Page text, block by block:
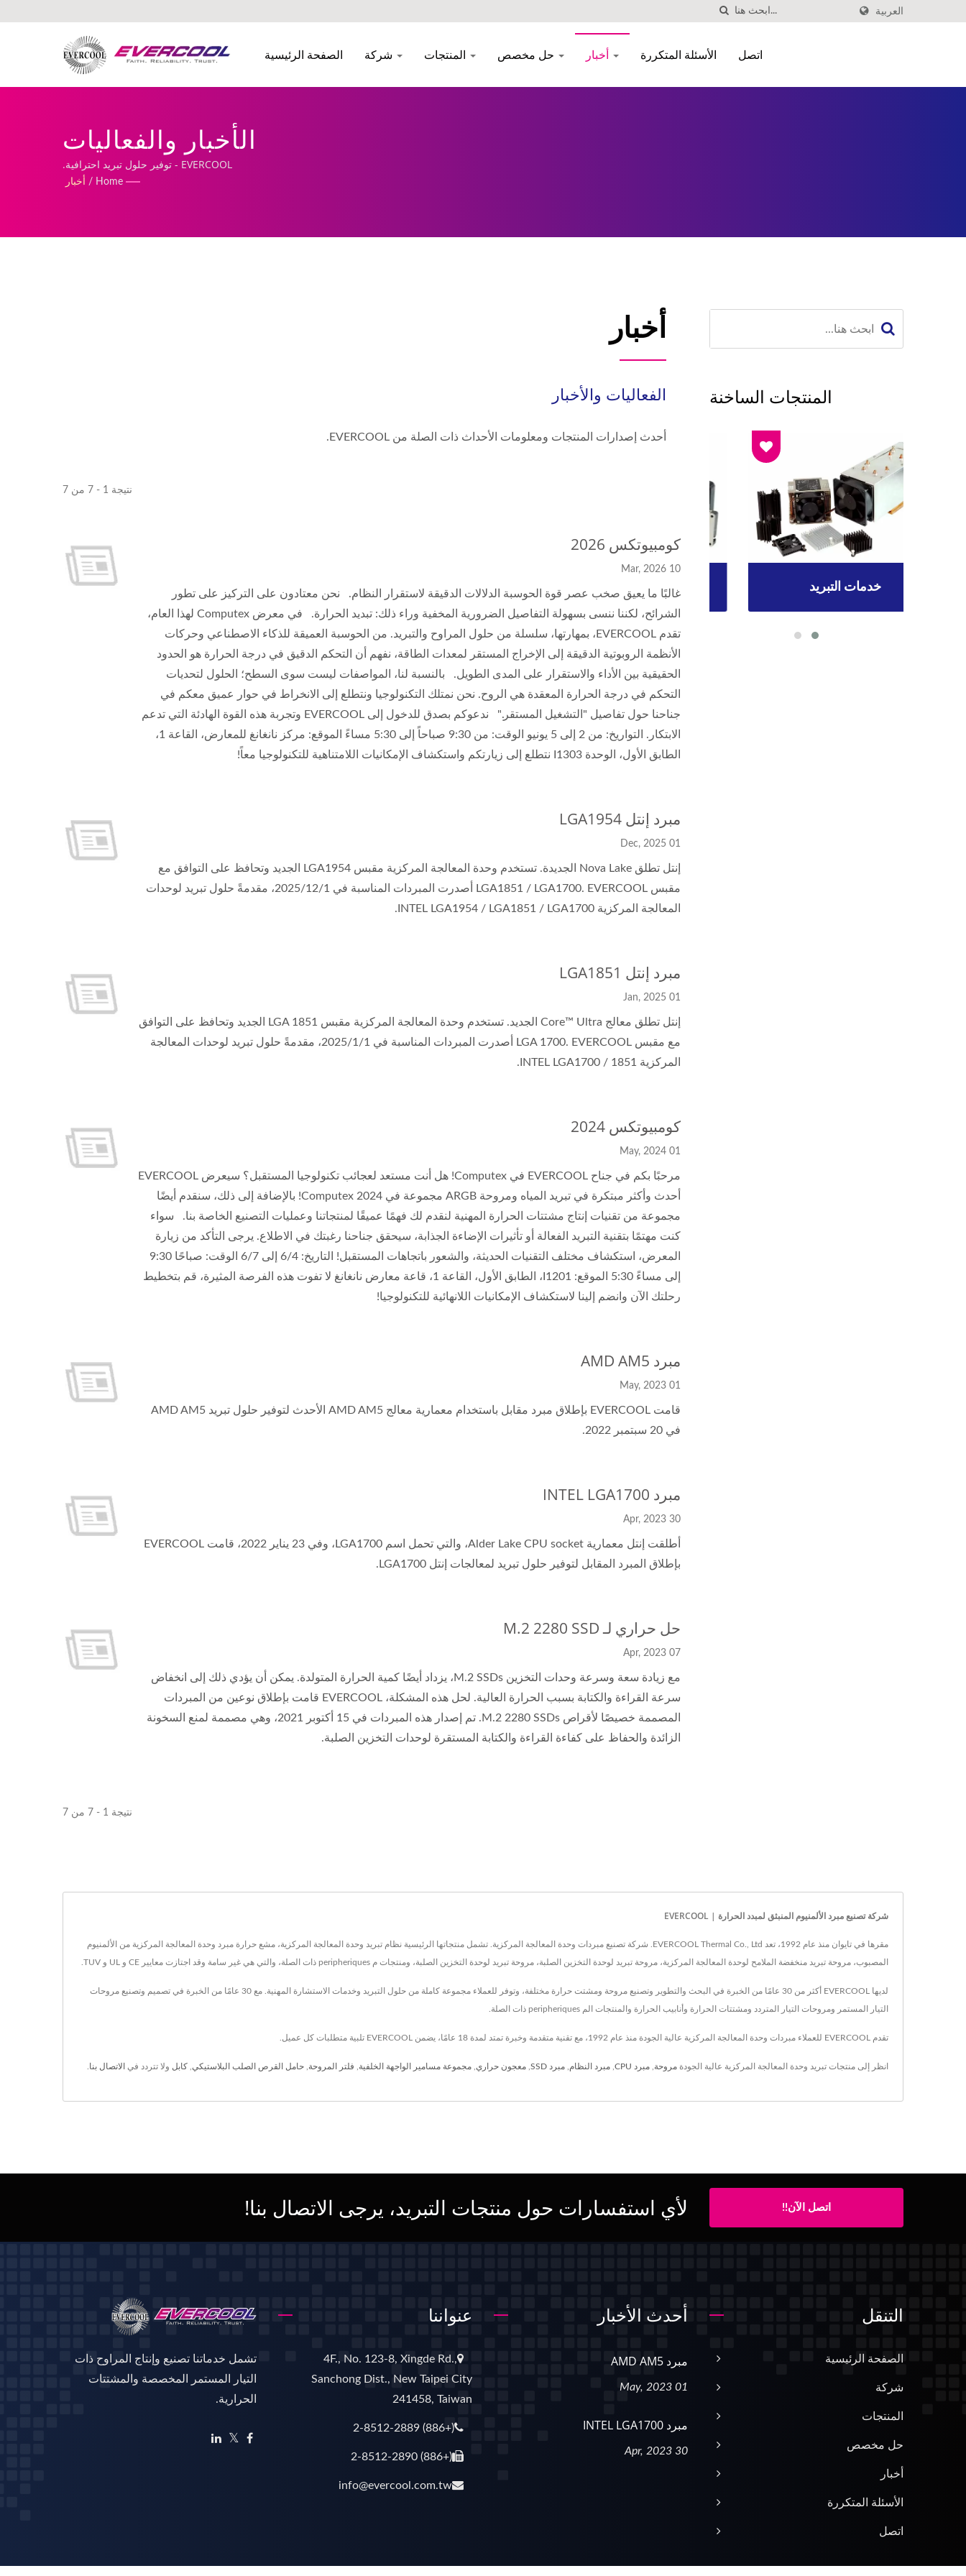
العربية
الصفحة الرئيسية الأسئلة المتكررة اتصل
الأخبار والفعاليات
EVERCOOL - توفير حلول تبريد احترافية.
Home
/ أخبار
أخبار
الفعاليات والأخبار
أحدث إصدارات المنتجات ومعلومات الأحداث ذات الصلة من EVERCOOL.
نتيجة 1 - 7 من 7
كومبيوتكس 2026
10 Mar, 2026
غالبًا ما يعيق صخب عصر قوة الحوسبة الدلالات الدقيقة لاستقرار النظام. نحن معتادون على التركيز على تطور
الشرائح، لكننا ننسى بسهولة التفاصيل الضرورية المخفية وراء ذلك: تبديد الحرارة. في معرض Computex لهذا العام،
تقدم EVERCOOL، بمهارتها، سلسلة من حلول المراوح والتبريد. من الحوسبة العميقة للذكاء الاصطناعي وحركات
الأنظمة الروبوتية الدقيقة إلى الإخراج المستقر لمعدات الطاقة، نفهم أن التحكم الدقيق في درجة الحرارة هو الحدود
الحقيقية بين الأداء والاستقرار على المدى الطويل. بالنسبة لنا، المواصفات ليست سوى السطح؛ الحلول لتحديات
التحكم في درجة الحرارة المعقدة هي الروح. نحن نمتلك التكنولوجيا ونتطلع إلى الانخراط في حوار عميق معكم في
جناحنا حول تفاصيل "التشغيل المستقر." ندعوكم بصدق للدخول إلى EVERCOOL وتجربة هذه القوة الهادئة التي تدعم
الابتكار. التواريخ: من 2 إلى 5 يونيو الوقت: من 9:30 صباحاً إلى 5:30 مساءً الموقع: مركز نانغانغ للمعارض، القاعة 1،
الطابق الأول، الوحدة I1303 نتطلع إلى زيارتكم واستكشاف الإمكانيات اللامتناهية للتكنولوجيا معاً!
مبرد إنتل LGA1954
01 Dec, 2025
إنتل تطلق Nova Lake الجديدة. تستخدم وحدة المعالجة المركزية مقبس LGA1954 الجديد وتحافظ على التوافق مع
مقبس LGA1851 / LGA1700. EVERCOOL أصدرت المبردات المناسبة في 2025/12/1، مقدمةً حلول تبريد لوحدات
المعالجة المركزية INTEL LGA1954 / LGA1851 / LGA1700.
مبرد إنتل LGA1851
01 Jan, 2025
إنتل تطلق معالج Core™ Ultra الجديد. تستخدم وحدة المعالجة المركزية مقبس LGA 1851 الجديد وتحافظ على التوافق
مع مقبس LGA 1700. EVERCOOL أصدرت المبردات المناسبة في 2025/1/1، مقدمةً حلول تبريد لوحدات المعالجة
المركزية INTEL LGA1700 / 1851.
كومبيوتكس 2024
01 May, 2024
مرحبًا بكم في جناح EVERCOOL في Computex! هل أنت مستعد لعجائب تكنولوجيا المستقبل؟ سيعرض EVERCOOL
أحدث وأكثر مبتكرة في تبريد المياه ومروحة ARGB مجموعة في Computex 2024! بالإضافة إلى ذلك، سنقدم أيضًا
مجموعة من تقنيات إنتاج مشتتات الحرارة المهنية لنقدم لك فهمًا عميقًا لمنتجاتنا وعمليات التصنيع الخاصة بنا. سواء
كنت مهتمًا بتقنية التبريد الفعالة أو تأثيرات الإضاءة الجذابة، سيحقق جناحنا رغبتك في الاطلاع. يرجى التأكد من زيارة
المعرض، استكشاف مختلف التقنيات الحديثة، والشعور باتجاهات المستقبل! التاريخ: 6/4 إلى 6/7 الوقت: صباحًا 9:30
إلى مساءً 5:30 الموقع: I1201، الطابق الأول، القاعة 1، قاعة معارض نانغانغ لا تفوت هذه الفرصة المثيرة، قم بتخطيط
رحلتك الآن وانضم إلينا لاستكشاف الإمكانيات اللانهائية للتكنولوجيا!
مبرد AMD AM5
01 May, 2023
قامت EVERCOOL بإطلاق مبرد مقابل باستخدام معمارية معالج AMD AM5 الأحدث لتوفير حلول تبريد AMD AM5
في 20 سبتمبر 2022.
مبرد INTEL LGA1700
30 Apr, 2023
أطلقت إنتل معمارية Alder Lake CPU socket، والتي تحمل اسم LGA1700، وفي 23 يناير 2022، قامت EVERCOOL
بإطلاق المبرد المقابل لتوفير حلول تبريد لمعالجات إنتل LGA1700.
حل حراري لـ M.2 2280 SSD
07 Apr, 2023
مع زيادة سعة وسرعة وحدات التخزين M.2 SSDs، يزداد أيضًا كمية الحرارة المتولدة. يمكن أن يؤدي ذلك إلى انخفاض
سرعة القراءة والكتابة بسبب الحرارة العالية. لحل هذه المشكلة، EVERCOOL قامت بإطلاق نوعين من المبردات
المصممة خصيصًا لأقراص M.2 2280 SSDs. تم إصدار هذه المبردات في 15 أكتوبر 2021، وهي مصممة لمنع السخونة
الزائدة والحفاظ على كفاءة القراءة والكتابة المستقرة لوحدات التخزين الصلبة.
نتيجة 1 - 7 من 7
المنتجات الساخنة
مروحة DC خدمات التبريد خدمات التبريد
شركة تصنيع مبرد الألمنيوم المنبثق لمبدد الحرارة | EVERCOOL
مقرها في تايوان منذ عام 1992، تعد EVERCOOL Thermal Co., Ltd. شركة تصنيع مبردات وحدة المعالجة المركزية. تشمل منتجاتها الرئيسية نظام تبريد وحدة المعالجة المركزية، مشع حرارة مبرد وحدة المعالجة المركزية من الألمنيوم
المصبوب، مروحة تبريد منخفضة الملامح لوحدة المعالجة المركزية، مروحة تبريد لوحدة التخزين الصلبة، مروحة تبريد لوحدة التخزين الصلبة، ومنتجات م peripheriques ذات الصلة، والتي هي غير سامة وقد اجتازت معايير CE و UL و TUV.
لديها EVERCOOL أكثر من 30 عامًا من الخبرة في البحث والتطوير وتصنيع مروحة ومشتت حرارة مختلفة، وتوفر للعملاء مجموعة كاملة من حلول التبريد وخدمات الاستشارة المهنية. مع 30 عامًا من الخبرة في تصميم وتصنيع مروحات
التيار المستمر ومروحات التيار المتردد ومشتتات الحرارة وأنابيب الحرارة والمنتجات الم peripheriques ذات الصلة.
تقدم EVERCOOL للعملاء مبردات وحدة المعالجة المركزية عالية الجودة منذ عام 1992، مع تقنية متقدمة وخبرة تمتد لمدة 18 عامًا، يضمن EVERCOOL تلبية متطلبات كل عميل.
انظر إلى منتجات تبريد وحدة المعالجة المركزية عالية الجودة مروحة مبرد CPU مبرد النظام مبرد SSD معجون حراري مجموعة مسامير الواجهة الخلفية فلتر المروحة حامل القرص الصلب البلاستيكي كابل ولا تتردد في الاتصال بنا
لأي استفسارات حول منتجات التبريد، يرجى الاتصال بنا! اتصل الآن!!
تشمل خدماتنا تصنيع وإنتاج المراوح ذات
التيار المستمر المخصصة والمشتتات
الحرارية.
عنواننا
4F., No. 123-8, Xingde Rd.,
Sanchong Dist., New Taipei City
241458, Taiwan
(+886) 2-8512-2889
(+886) 2-8512-2890
info@evercool.com.tw
أحدث الأخبار
مبرد AMD AM5
01 May, 2023
مبرد INTEL LGA1700
30 Apr, 2023
التنقل
الصفحة الرئيسية
شركة
المنتجات
حل مخصص
أخبار
الأسئلة المتكررة
اتصل